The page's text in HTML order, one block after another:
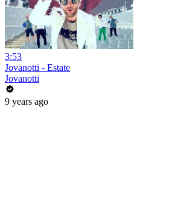
3:53
Jovanotti - Estate
Jovanotti
9 years ago